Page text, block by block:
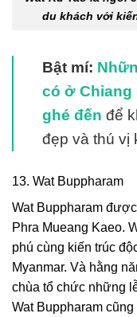
du khách với
Bật mí:
có ở Chiang
ghé đến để
đẹp và thú vị
13. Wat Buppharam
Wat Buppharam
Phra Mueang Kaeo.
phú cùng kiến trúc
Myanmar. Và hằng
chùa tổ chức những
Wat Buppharam